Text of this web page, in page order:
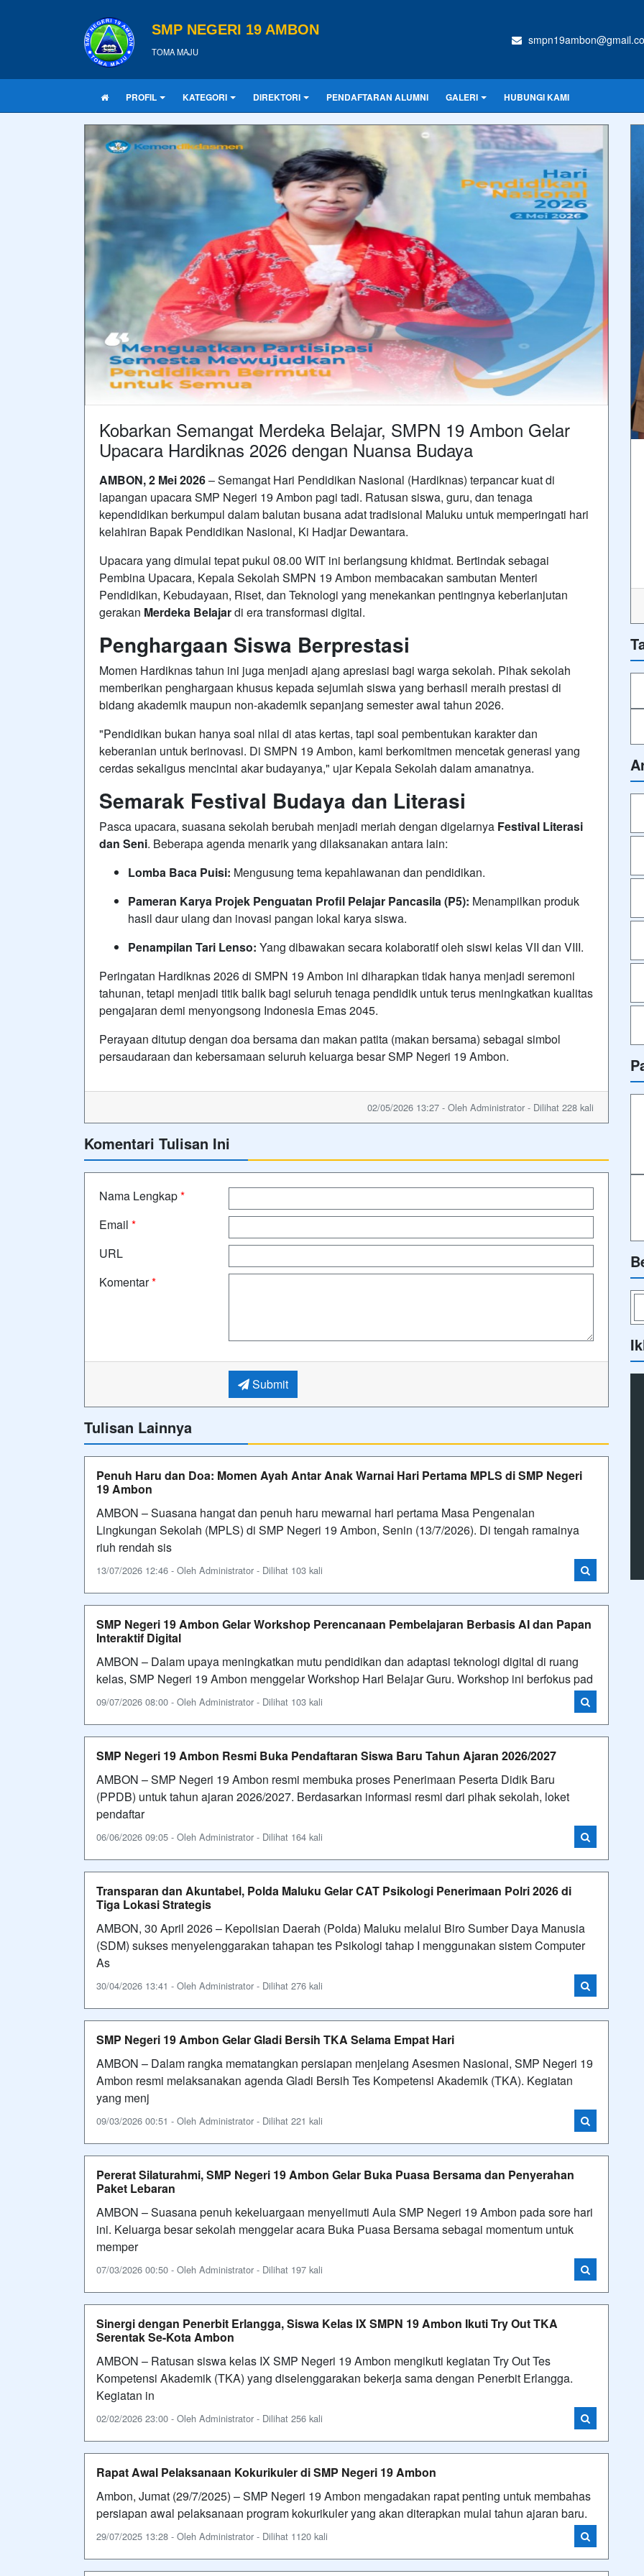
SMP NEGERI 19 AMBON
TOMA MAJU
PROFIL KATEGORI DIREKTORI PENDAFTARAN ALUMNI GALERI HUBUNGI KAMI
Kobarkan Semangat Merdeka Belajar, SMPN 19 Ambon Gelar
Upacara Hardiknas 2026 dengan Nuansa Budaya
AMBON, 2 Mei 2026– Semangat Hari Pendidikan Nasional (Hardiknas) terpancar kuat di
lapangan upacara SMP Negeri 19 Ambon pagi tadi. Ratusan siswa, guru, dan tenaga
kependidikan berkumpul dalam balutan busana adat tradisional Maluku untuk memperingati hari
kelahiran Bapak Pendidikan Nasional, Ki Hadjar Dewantara.
Upacara yang dimulai tepat pukul 08.00 WIT ini berlangsung khidmat. Bertindak sebagai
Pembina Upacara, Kepala Sekolah SMPN 19 Ambon membacakan sambutan Menteri
Pendidikan, Kebudayaan, Riset, dan Teknologi yang menekankan pentingnya keberlanjutan
gerakan Merdeka Belajardi era transformasi digital.
Penghargaan Siswa Berprestasi
Momen Hardiknas tahun ini juga menjadi ajang apresiasi bagi warga sekolah. Pihak sekolah
memberikan penghargaan khusus kepada sejumlah siswa yang berhasil meraih prestasi di
bidang akademik maupun non-akademik sepanjang semester awal tahun 2026.
"Pendidikan bukan hanya soal nilai di atas kertas, tapi soal pembentukan karakter dan
keberanian untuk berinovasi. Di SMPN 19 Ambon, kami berkomitmen mencetak generasi yang
cerdas sekaligus mencintai akar budayanya," ujar Kepala Sekolah dalam amanatnya.
Semarak Festival Budaya dan Literasi
Pasca upacara, suasana sekolah berubah menjadi meriah dengan digelarnya Festival Literasi
dan Seni. Beberapa agenda menarik yang dilaksanakan antara lain:
Lomba Baca Puisi: Mengusung tema kepahlawanan dan pendidikan.
Pameran Karya Projek Penguatan Profil Pelajar Pancasila (P5): Menampilkan produk
hasil daur ulang dan inovasi pangan lokal karya siswa.
Penampilan Tari Lenso: Yang dibawakan secara kolaboratif oleh siswi kelas VII dan VIII.
Peringatan Hardiknas 2026 di SMPN 19 Ambon ini diharapkan tidak hanya menjadi seremoni
tahunan, tetapi menjadi titik balik bagi seluruh tenaga pendidik untuk terus meningkatkan kualitas
pengajaran demi menyongsong Indonesia Emas 2045.
Perayaan ditutup dengan doa bersama dan makan patita (makan bersama) sebagai simbol
persaudaraan dan kebersamaan seluruh keluarga besar SMP Negeri 19 Ambon.
02/05/2026 13:27 - Oleh Administrator - Dilihat 228 kali
Komentari Tulisan Ini
Nama Lengkap*
Email *
URL
Komentar*
Submit
Tulisan Lainnya
Penuh Haru dan Doa: Momen Ayah Antar Anak Warnai Hari Pertama MPLS di SMP Negeri
19 Ambon
AMBON – Suasana hangat dan penuh haru mewarnai hari pertama Masa Pengenalan
Lingkungan Sekolah (MPLS) di SMP Negeri 19 Ambon, Senin (13/7/2026). Di tengah ramainya
riuh rendah sis
13/07/2026 12:46 - Oleh Administrator - Dilihat 103 kali
SMP Negeri 19 Ambon Gelar Workshop Perencanaan Pembelajaran Berbasis AI dan Papan
Interaktif Digital
AMBON – Dalam upaya meningkatkan mutu pendidikan dan adaptasi teknologi digital di ruang
kelas, SMP Negeri 19 Ambon menggelar Workshop Hari Belajar Guru. Workshop ini berfokus pad
09/07/2026 08:00 - Oleh Administrator - Dilihat 103 kali
SMP Negeri 19 Ambon Resmi Buka Pendaftaran Siswa Baru Tahun Ajaran 2026/2027
AMBON – SMP Negeri 19 Ambon resmi membuka proses Penerimaan Peserta Didik Baru
(PPDB) untuk tahun ajaran 2026/2027. Berdasarkan informasi resmi dari pihak sekolah, loket
pendaftar
06/06/2026 09:05 - Oleh Administrator - Dilihat 164 kali
Transparan dan Akuntabel, Polda Maluku Gelar CAT Psikologi Penerimaan Polri 2026 di
Tiga Lokasi Strategis
AMBON, 30 April 2026 – Kepolisian Daerah (Polda) Maluku melalui Biro Sumber Daya Manusia
(SDM) sukses menyelenggarakan tahapan tes Psikologi tahap I menggunakan sistem Computer
As
30/04/2026 13:41 - Oleh Administrator - Dilihat 276 kali
SMP Negeri 19 Ambon Gelar Gladi Bersih TKA Selama Empat Hari
AMBON – Dalam rangka mematangkan persiapan menjelang Asesmen Nasional, SMP Negeri 19
Ambon resmi melaksanakan agenda Gladi Bersih Tes Kompetensi Akademik (TKA). Kegiatan
yang menj
09/03/2026 00:51 - Oleh Administrator - Dilihat 221 kali
Pererat Silaturahmi, SMP Negeri 19 Ambon Gelar Buka Puasa Bersama dan Penyerahan
Paket Lebaran
AMBON – Suasana penuh kekeluargaan menyelimuti Aula SMP Negeri 19 Ambon pada sore hari
ini. Keluarga besar sekolah menggelar acara Buka Puasa Bersama sebagai momentum untuk
memper
07/03/2026 00:50 - Oleh Administrator - Dilihat 197 kali
Sinergi dengan Penerbit Erlangga, Siswa Kelas IX SMPN 19 Ambon Ikuti Try Out TKA
Serentak Se-Kota Ambon
AMBON – Ratusan siswa kelas IX SMP Negeri 19 Ambon mengikuti kegiatan Try Out Tes
Kompetensi Akademik (TKA) yang diselenggarakan bekerja sama dengan Penerbit Erlangga.
Kegiatan in
02/02/2026 23:00 - Oleh Administrator - Dilihat 256 kali
Rapat Awal Pelaksanaan Kokurikuler di SMP Negeri 19 Ambon
Ambon, Jumat (29/7/2025) – SMP Negeri 19 Ambon mengadakan rapat penting untuk membahas
persiapan awal pelaksanaan program kokurikuler yang akan diterapkan mulai tahun ajaran baru.
29/07/2025 13:28 - Oleh Administrator - Dilihat 1120 kali